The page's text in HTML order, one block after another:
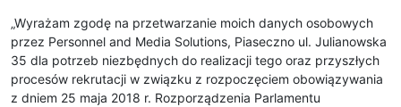
„Wyrażam zgodę na przetwarzanie moich danych osobowych
przez Personnel and Media Solutions, Piaseczno ul. Julianowska
35 dla potrzeb niezbędnych do realizacji tego oraz przyszłych
procesów rekrutacji w związku z rozpoczęciem obowiązywania
z dniem 25 maja 2018 r. Rozporządzenia Parlamentu